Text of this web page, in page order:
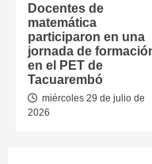
Docentes de
matemática
participaron en una
jornada de
en el PET de
Tacuarembó
miércoles 29 de julio de
2026